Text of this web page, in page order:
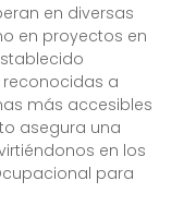
en diversas
en proyectos en
a
más accesibles
asegura una
en los
para